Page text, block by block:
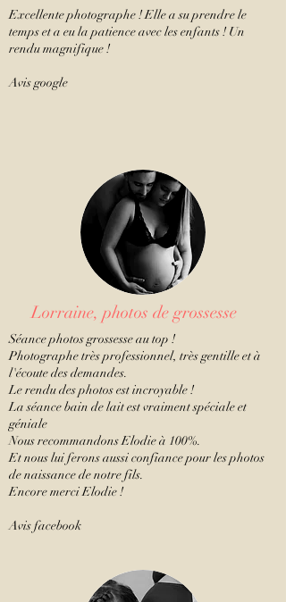
Excellente photographe ! Elle a su prendre le
temps et a eu la patience avec les enfants ! Un
rendu magnifique !
Avis google
Lorraine, photos de grossesse
Séance photos grossesse au top !
Photographe très professionnel, très gentille et à
l'écoute des demandes.
Le rendu des photos est incroyable !
La séance bain de lait est vraiment spéciale et
géniale
Nous recommandons Elodie à 100%.
Et nous lui ferons aussi confiance pour les photos
de naissance de notre fils.
Encore merci Elodie !
Avis facebook